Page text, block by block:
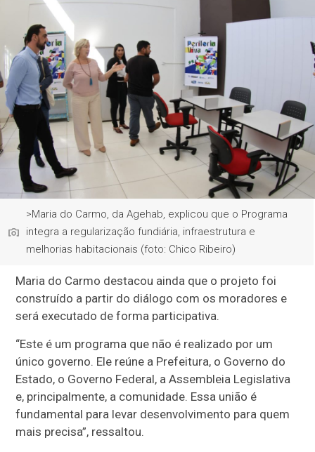
>Maria do Carmo, da Agehab, explicou que o Programa
integra a regularização fundiária, infraestrutura e
melhorias habitacionais (foto: Chico Ribeiro)
Maria do Carmo destacou ainda que o projeto foi
construído a partir do diálogo com os moradores e
será executado de forma participativa.
“Este é um programa que não é realizado por um
único governo. Ele reúne a Prefeitura, o Governo do
Estado, o Governo Federal, a Assembleia Legislativa
e, principalmente, a comunidade. Essa união é
fundamental para levar desenvolvimento para quem
mais precisa”, ressaltou.